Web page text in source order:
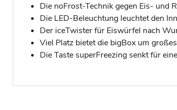
Die noFrost-Technik gegen Eis- und
Die LED-Beleuchtung leuchtet den
Der iceTwister für Eiswürfel nach
Viel Platz bietet die bigBox um
Die Taste superFreezing senkt für